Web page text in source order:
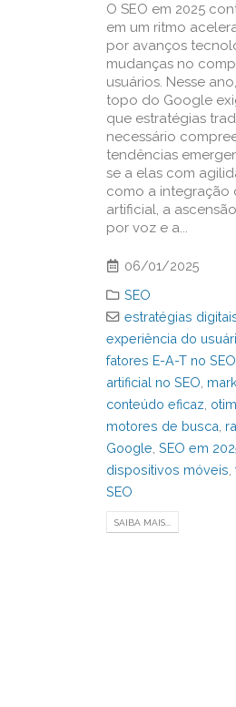
O SEO em 2025
em um ritmo
por avanços
mudanças no
usuários. Nesse
topo do Google
que estratégias
necessário
tendências
se a elas com
como a integração
artificial, a
por voz e a...
06/01/2025
SEO
estratégias
experiência do
fatores E-A-T no SEO
artificial no SEO
conteúdo eficaz
motores de busca
Google SEO em
dispositivos móveis
SEO
SAIBA MAIS...